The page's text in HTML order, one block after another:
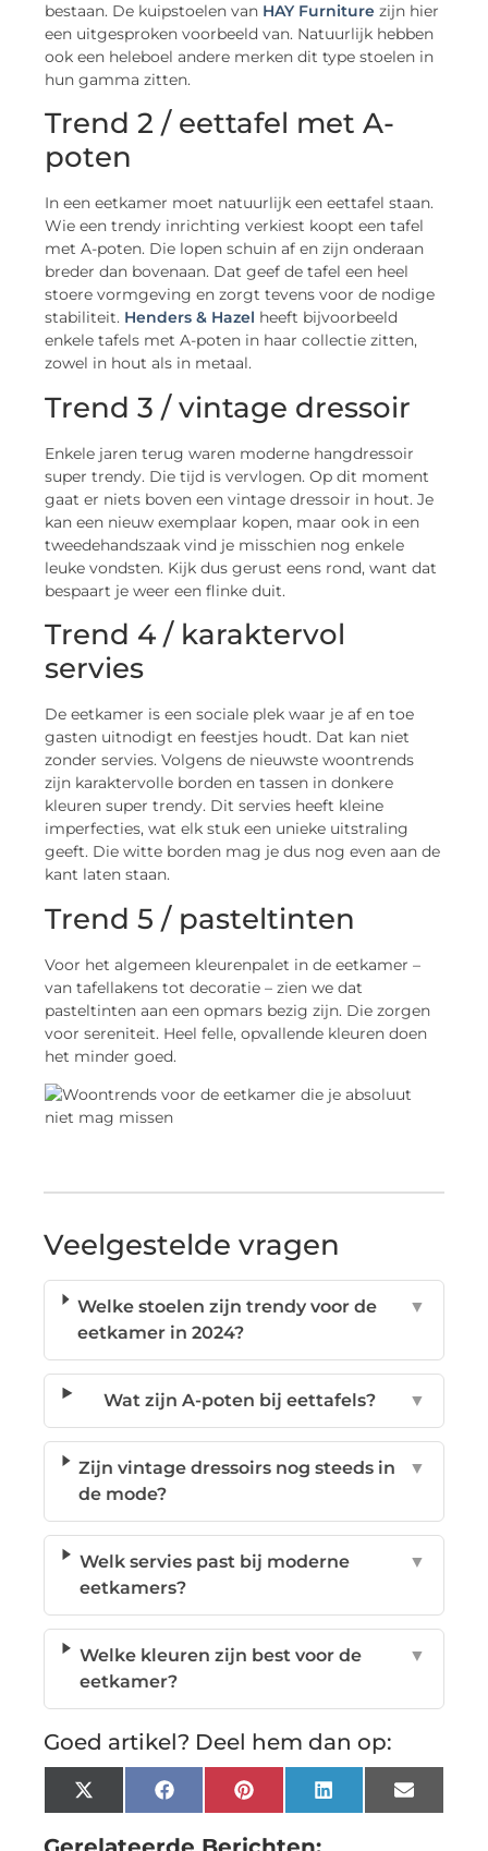
bestaan. De kuipstoelen van HAY Furniture zijn hier
een uitgesproken voorbeeld van. Natuurlijk hebben
ook een heleboel andere merken dit type stoelen in
hun gamma zitten.
Trend 2 / eettafel met A-
poten
In een eetkamer moet natuurlijk een eettafel staan.
Wie een trendy inrichting verkiest koopt een tafel
met A-poten. Die lopen schuin af en zijn onderaan
breder dan bovenaan. Dat geef de tafel een heel
stoere vormgeving en zorgt tevens voor de nodige
stabiliteit. Henders & Hazel heeft bijvoorbeeld
enkele tafels met A-poten in haar collectie zitten,
zowel in hout als in metaal.
Trend 3 / vintage dressoir
Enkele jaren terug waren moderne hangdressoir
super trendy. Die tijd is vervlogen. Op dit moment
gaat er niets boven een vintage dressoir in hout. Je
kan een nieuw exemplaar kopen, maar ook in een
tweedehandszaak vind je misschien nog enkele
leuke vondsten. Kijk dus gerust eens rond, want dat
bespaart je weer een flinke duit.
Trend 4 / karaktervol
servies
De eetkamer is een sociale plek waar je af en toe
gasten uitnodigt en feestjes houdt. Dat kan niet
zonder servies. Volgens de nieuwste woontrends
zijn karaktervolle borden en tassen in donkere
kleuren super trendy. Dit servies heeft kleine
imperfecties, wat elk stuk een unieke uitstraling
geeft. Die witte borden mag je dus nog even aan de
kant laten staan.
Trend 5 / pasteltinten
Voor het algemeen kleurenpalet in de eetkamer –
van tafellakens tot decoratie – zien we dat
pasteltinten aan een opmars bezig zijn. Die zorgen
voor sereniteit. Heel felle, opvallende kleuren doen
het minder goed.
Veelgestelde vragen
Welke stoelen zijn trendy voor de
eetkamer in 2024?
▼
Wat zijn A-poten bij eettafels? ▼
Zijn vintage dressoirs nog steeds in
de mode?
▼
Welk servies past bij moderne
eetkamers?
▼
Welke kleuren zijn best voor de
eetkamer?
▼
Goed artikel? Deel hem dan op:
X
(Twitter)
FacebookPinterestLinkedInEmail